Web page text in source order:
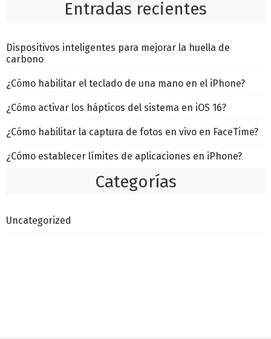
Entradas recientes
Dispositivos inteligentes para mejorar la huella de
carbono
¿Cómo habilitar el teclado de una mano en el iPhone?
¿Cómo activar los hápticos del sistema en iOS 16?
¿Cómo habilitar la captura de fotos en vivo en FaceTime?
¿Cómo establecer límites de aplicaciones en iPhone?
Categorías
Uncategorized